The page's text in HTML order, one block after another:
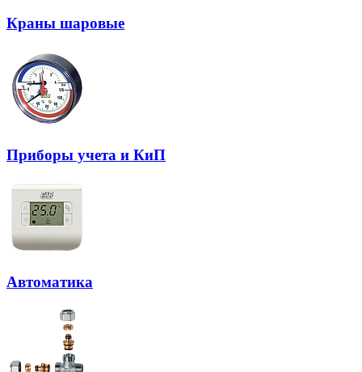
Краны шаровые
Приборы учета и КиП
Автоматика